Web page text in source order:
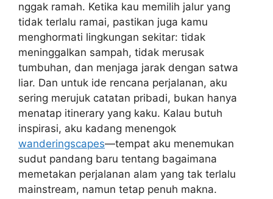
nggak ramah. Ketika kau memilih jalur yang
tidak terlalu ramai, pastikan juga kamu
menghormati lingkungan sekitar: tidak
meninggalkan sampah, tidak merusak
tumbuhan, dan menjaga jarak dengan satwa
liar. Dan untuk ide rencana perjalanan, aku
sering merujuk catatan pribadi, bukan hanya
menatap itinerary yang kaku. Kalau butuh
inspirasi, aku kadang menengok
wanderingscapes—tempat aku menemukan
sudut pandang baru tentang bagaimana
memetakan perjalanan alam yang tak terlalu
mainstream, namun tetap penuh makna.